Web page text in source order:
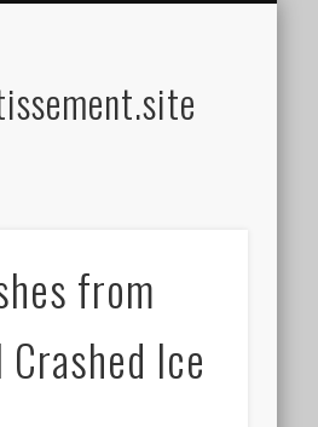
from
Ice